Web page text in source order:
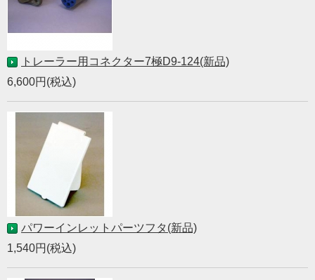
トレーラー用コネクター7極D9-124(新品)
6,600円(税込)
パワーインレットパーツフタ(新品)
1,540円(税込)